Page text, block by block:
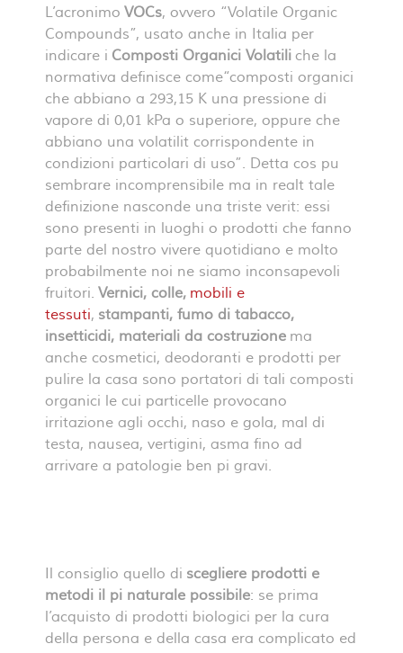
L’acronimo VOCs, ovvero “Volatile Organic
Compounds”, usato anche in Italia per
indicare i Composti Organici Volatili che la
normativa definisce come“composti organici
che abbiano a 293,15 K una pressione di
vapore di 0,01 kPa o superiore, oppure che
abbiano una volatilit corrispondente in
condizioni particolari di uso”. Detta cos pu
sembrare incomprensibile ma in realt tale
definizione nasconde una triste verit: essi
sono presenti in luoghi o prodotti che fanno
parte del nostro vivere quotidiano e molto
probabilmente noi ne siamo inconsapevoli
fruitori. Vernici, colle, mobili e
tessuti, stampanti, fumo di tabacco,
insetticidi, materiali da costruzione ma
anche cosmetici, deodoranti e prodotti per
pulire la casa sono portatori di tali composti
organici le cui particelle provocano
irritazione agli occhi, naso e gola, mal di
testa, nausea, vertigini, asma fino ad
arrivare a patologie ben pi gravi.
Il consiglio quello di scegliere prodotti e
metodi il pi naturale possibile: se prima
l’acquisto di prodotti biologici per la cura
della persona e della casa era complicato ed